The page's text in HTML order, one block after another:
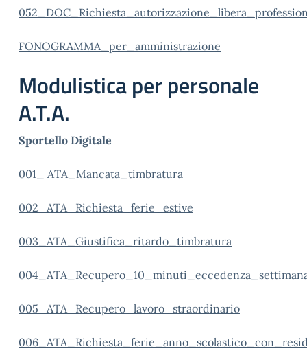
FONOGRAMMA_per_amministrazione
Modulistica per personale
A.T.A.
Sportello Digitale
001_ ATA_Mancata_timbratura
002_ATA_Richiesta_ferie_estive
003_ATA_Giustifica_ritardo_timbratura
005_ATA_Recupero_lavoro_straordinario